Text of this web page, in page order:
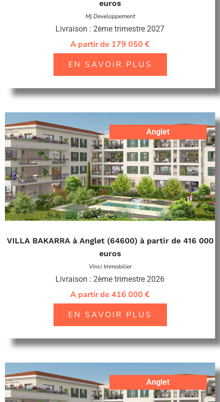
euros
Mj Developpement
Livraison : 2ème trimestre 2027
A partir de 179 050 €
EN SAVOIR PLUS
Anglet
VILLA BAKARRA à Anglet (64600) à partir de 416 000
euros
Vinci Immobilier
Livraison : 2ème trimestre 2026
A partir de 416 000 €
EN SAVOIR PLUS
Anglet